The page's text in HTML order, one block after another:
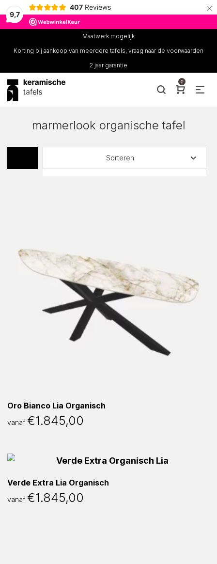
9,7
407 Reviews ×
Maatwerk mogelijk
Korting bij aankoop van meerdere tafels, vraag naar de voorwaarden
2 jaar garantie
0
marmerlook organische tafel
Sorteren
Oro Bianco Lia Organisch
vanaf €1.845,00
Verde Extra Lia Organisch
vanaf €1.845,00